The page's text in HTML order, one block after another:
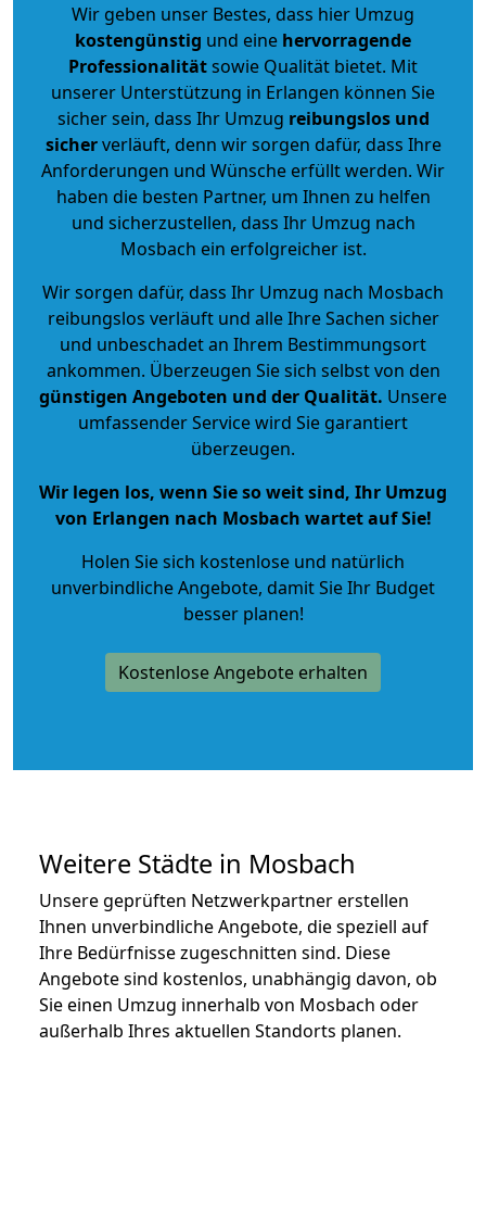
Wir geben unser Bestes, dass hier Umzug
kostengünstig und eine hervorragende
Professionalitätsowie Qualität bietet. Mit
unserer Unterstützung in Erlangen können Sie
sicher sein, dass Ihr Umzug reibungslos und
sicherverläuft, denn wir sorgen dafür, dass Ihre
Anforderungen und Wünsche erfüllt werden. Wir
haben die besten Partner, um Ihnen zu helfen
und sicherzustellen, dass Ihr Umzug nach
Mosbach ein erfolgreicher ist.
Wir sorgen dafür, dass Ihr Umzug nach Mosbach
reibungslos verläuft und alle Ihre Sachen sicher
und unbeschadet an Ihrem Bestimmungsort
ankommen. Überzeugen Sie sich selbst von den
günstigen Angeboten und der Qualität. Unsere
umfassender Service wird Sie garantiert
überzeugen.
Wir legen los, wenn Sie so weit sind, Ihr Umzug
von Erlangen nach Mosbach wartet auf Sie!
Holen Sie sich kostenlose und natürlich
unverbindliche Angebote, damit Sie Ihr Budget
besser planen!
Kostenlose Angebote erhalten
Weitere Städte in Mosbach
Unsere geprüften Netzwerkpartner erstellen
Ihnen unverbindliche Angebote, die speziell auf
Ihre Bedürfnisse zugeschnitten sind. Diese
Angebote sind kostenlos, unabhängig davon, ob
Sie einen Umzug innerhalb von Mosbach oder
außerhalb Ihres aktuellen Standorts planen.